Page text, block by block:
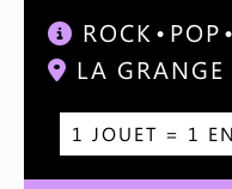
ROCK POP
LA
1 JOUET = 1